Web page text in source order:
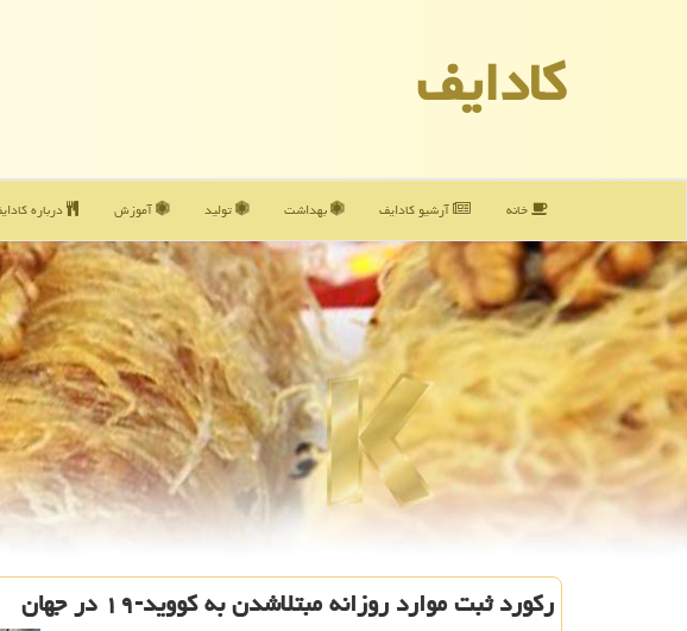
كادایف
خانه آرشیو كادایف بهداشت تولید آموزش درباره
ركورد ثبت موارد روزانه مبتلاشدن به كووید-۱۹ در جهان